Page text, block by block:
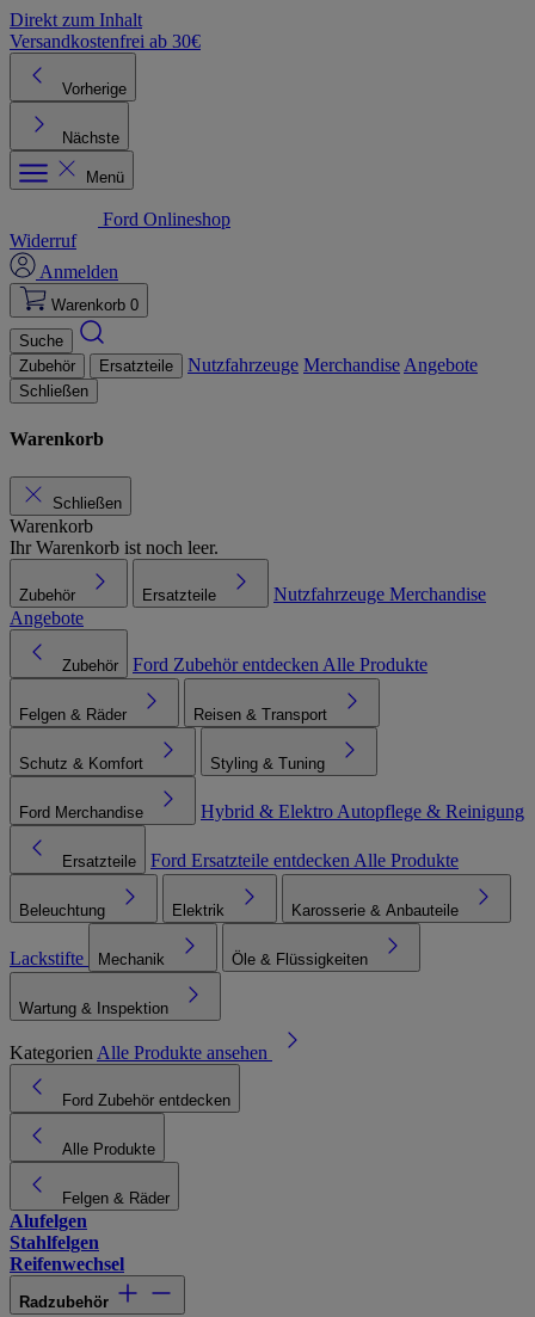
Direkt zum Inhalt
Versandkostenfrei ab 30€
Vorherige
Nächste
Menü
Ford Onlineshop
Widerruf
Anmelden
Warenkorb 0
Suche
Zubehör
Ersatzteile Nutzfahrzeuge Merchandise Angebote
Schließen
Warenkorb
Schließen
Warenkorb
Ihr Warenkorb ist noch leer.
Zubehör Ersatzteile Nutzfahrzeuge Merchandise
Angebote
Zubehör Ford Zubehör entdecken Alle Produkte
Felgen & Räder Reisen & Transport
Schutz & Komfort Styling & Tuning
Ford Merchandise Hybrid & Elektro Autopflege & Reinigung
Ersatzteile Ford Ersatzteile entdecken Alle Produkte
Beleuchtung Elektrik Karosserie & Anbauteile
Lackstifte Mechanik Öle & Flüssigkeiten
Wartung & Inspektion
Kategorien Alle Produkte ansehen
Ford Zubehör entdecken
Alle Produkte
Felgen & Räder
Alufelgen
Stahlfelgen
Reifenwechsel
Radzubehör